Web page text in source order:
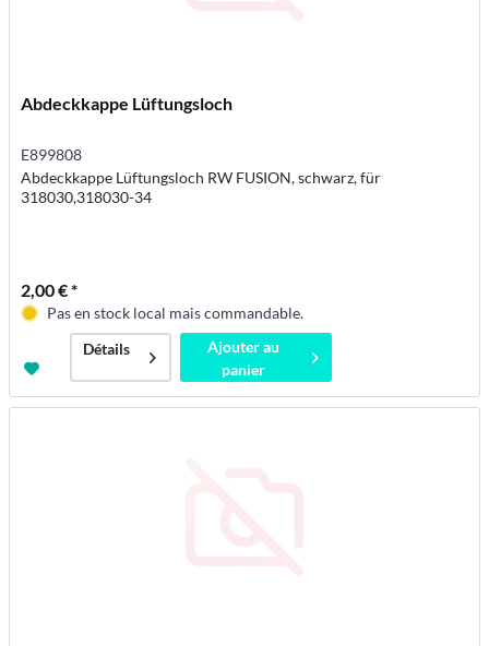
Abdeckkappe Lüftungsloch
E899808
Abdeckkappe Lüftungsloch RW FUSION, schwarz, für
318030,318030-34
2,00 € *
Pas en stock local mais commandable.
Détails
Ajouter au
panier